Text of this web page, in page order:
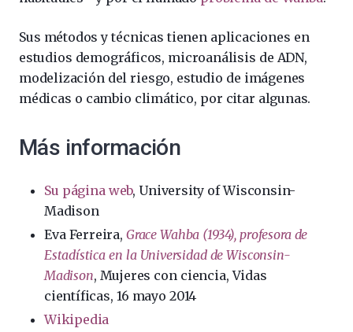
Sus métodos y técnicas tienen aplicaciones en
estudios demográficos, microanálisis de ADN,
modelización del riesgo, estudio de imágenes
médicas o cambio climático, por citar algunas.
Más información
Su página web, University of Wisconsin-
Madison
Eva Ferreira, Grace Wahba (1934), profesora de
Estadística en la Universidad de Wisconsin-
Madison, Mujeres con ciencia, Vidas
científicas, 16 mayo 2014
Wikipedia